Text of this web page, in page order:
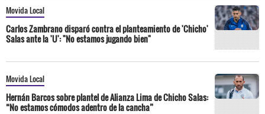
Movida Local
Carlos Zambrano disparó contra el planteamiento de 'Chicho'
Salas ante la 'U': "No estamos jugando bien"
Movida Local
Hernán Barcos sobre plantel de Alianza Lima de Chicho Salas:
“No estamos cómodos adentro de la cancha”